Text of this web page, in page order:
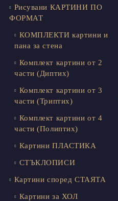
Рисувани КАРТИНИ ПО
ФОРМАТ
КОМПЛЕКТИ картини и
пана за стена
Комплект картини от 2
части (Диптих)
Комплект картини от 3
части (Триптих)
Комплект картини от 4
части (Полиптих)
Картини ПЛАСТИКА
СТЪКЛОПИСИ
Картини според СТАЯТА
Картини за ХОЛ